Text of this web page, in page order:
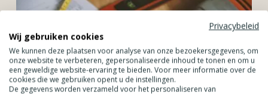
Privacybeleid
Wij gebruiken cookies
We kunnen deze plaatsen voor analyse van onze bezoekersgegevens, om
onze website te verbeteren, gepersonaliseerde inhoud te tonen en om u
een geweldige website-ervaring te bieden. Voor meer informatie over de
cookies die we gebruiken opent u de instellingen.
De gegevens worden verzameld voor het personaliseren van